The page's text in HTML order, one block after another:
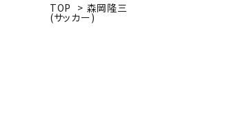
プロ野球選手コレクション
Tシャツ
特集ページ
TOP > 森岡隆三
(サッカー)